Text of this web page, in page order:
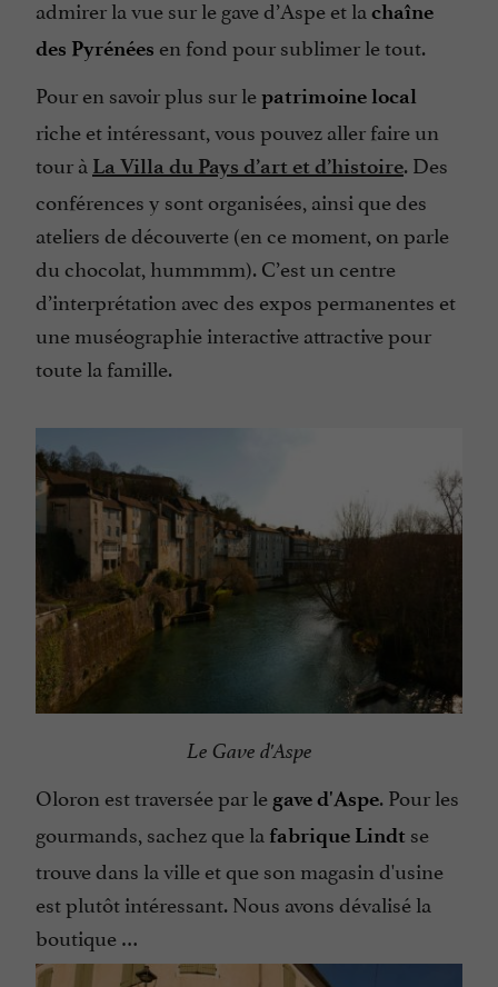
admirer la vue sur le gave d’Aspe et la chaîne
des Pyrénées en fond pour sublimer le tout.
Pour en savoir plus sur lepatrimoine local
riche et intéressant, vous pouvez aller faire un
tour à La Villa du Pays d’art et d’histoire. Des
conférences y sont organisées, ainsi que des
ateliers de découverte (en ce moment, on parle
du chocolat, hummmm). C’est un centre
d’interprétation avec des expos permanentes et
une muséographie interactive attractive pour
toute la famille.
Le Gave d'Aspe
Oloron est traversée par le gave d'Aspe. Pour les
gourmands, sachez que la fabrique Lindt se
trouve dans la ville et que son magasin d'usine
est plutôt intéressant. Nous avons dévalisé la
boutique …